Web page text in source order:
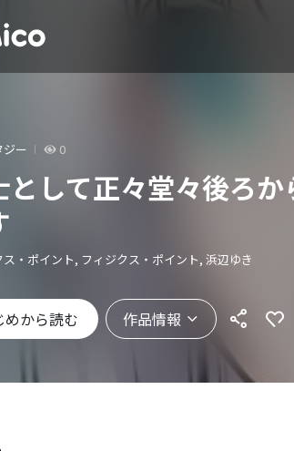
ジー 0
として正々堂々後ろか
ス・ポイント, フィジクス・ポイント, 浜辺ゆき
めから読む 作品情報